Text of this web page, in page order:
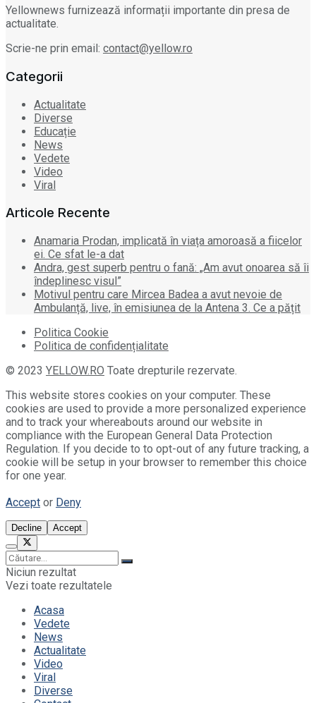
Yellownews furnizează informații importante din presa de
actualitate.
Scrie-ne prin email: contact@yellow.ro
Categorii
Actualitate
Diverse
Educație
News
Vedete
Video
Viral
Articole Recente
Anamaria Prodan, implicată în viața amoroasă a fiicelor
ei. Ce sfat le-a dat
Andra, gest superb pentru o fană: „Am avut onoarea să îi
îndeplinesc visul”
Motivul pentru care Mircea Badea a avut nevoie de
Ambulanță, live, în emisiunea de la Antena 3. Ce a pățit
Politica Cookie
Politica de confidențialitate
© 2023 YELLOW.RO Toate drepturile rezervate.
This website stores cookies on your computer. These
cookies are used to provide a more personalized experience
and to track your whereabouts around our website in
compliance with the European General Data Protection
Regulation. If you decide to to opt-out of any future tracking, a
cookie will be setup in your browser to remember this choice
for one year.
Accept or Deny
Decline Accept
Niciun rezultat
Vezi toate rezultatele
Acasa
Vedete
News
Actualitate
Video
Viral
Diverse